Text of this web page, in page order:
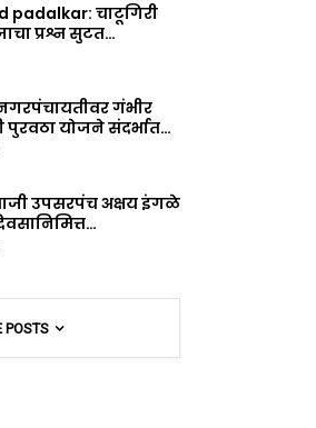
padalkar: चाटूगिरी
प्रश्न सुटत…
गंभीर
पुरवठा योजने संदर्भात…
उपसरपंच अक्षय इंगळे
POSTS